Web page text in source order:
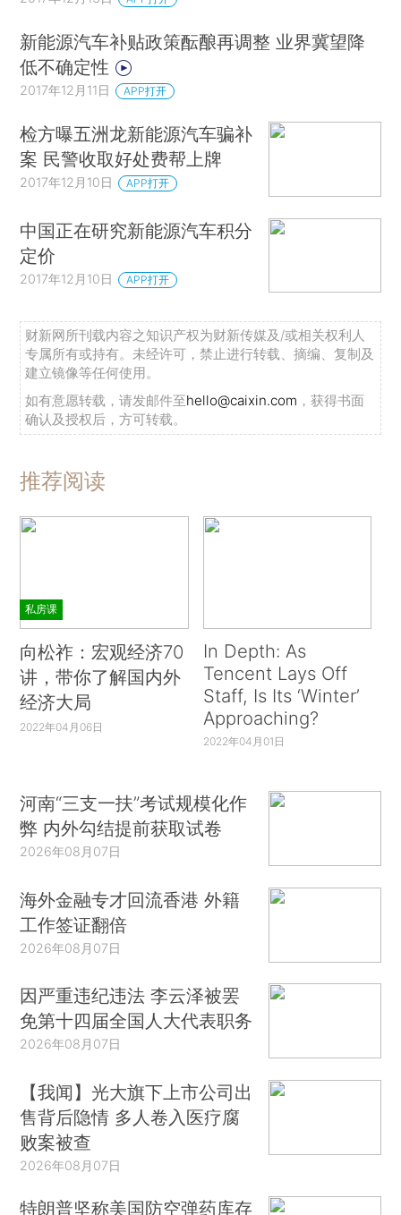
新能源汽车补贴政策酝酿再调整 业界冀望降
低不确定性
2017年12月11日 APP打开
检方曝五洲龙新能源汽车骗补
案 民警收取好处费帮上牌
2017年12月10日 APP打开
中国正在研究新能源汽车积分
定价
2017年12月10日 APP打开
财新网所刊载内容之知识产权为财新传媒及/或相关权利人
专属所有或持有。未经许可，禁止进行转载、摘编、复制及
建立镜像等任何使用。
如有意愿转载，请发邮件至hello@caixin.com ，获得书面
确认及授权后，方可转载。
推荐阅读
私房课
向松祚：宏观经济70
讲，带你了解国内外
经济大局
2022年04月06日
In Depth: As
Tencent Lays Off
Staff, Is Its ‘Winter’
Approaching?
2022年04月01日
河南“三支一扶”考试规模化作
弊 内外勾结提前获取试卷
2026年08月07日
海外金融专才回流香港 外籍
工作签证翻倍
2026年08月07日
因严重违纪违法 李云泽被罢
免第十四届全国人大代表职务
2026年08月07日
【我闻】光大旗下上市公司出
售背后隐情 多人卷入医疗腐
败案被查
2026年08月07日
特朗普坚称美国防空弹药库存